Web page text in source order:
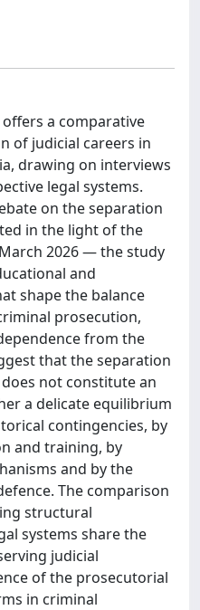
a comparative
of judicial careers in
drawing on interviews
legal systems.
on the separation
in the light of the
2026 — the study
and
shape the balance
prosecution,
from the
that the separation
not constitute an
a delicate equilibrium
contingencies, by
and training, by
and by the
The comparison
structural
systems share the
judicial
of the prosecutorial
in criminal